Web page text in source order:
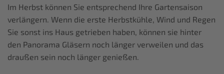
Im Herbst können Sie entsprechend Ihre Gartensaison
verlängern. Wenn die erste Herbstkühle, Wind und Regen
Sie sonst ins Haus getrieben haben, können sie hinter
den Panorama Gläsern noch länger verweilen und das
draußen sein noch länger genießen.